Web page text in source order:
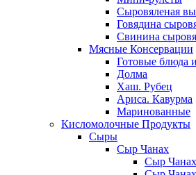
Сыровяленая
Говядина
Свинина
Мясные Консервации
Готовые блюда
Долма
Хаш. Рубец
Ариса. Кавурма
Маринованные
Кисломолочные Продукты
Сыры
Сыр Чанах
Сыр